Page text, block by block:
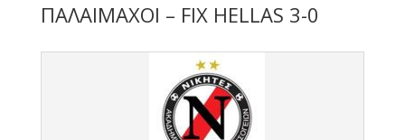
ΠΑΛΑΙΜΑΧΟΙ – FIX HELLAS 3-0